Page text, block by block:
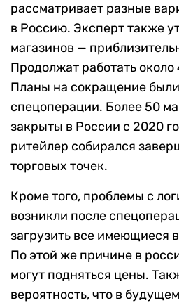
рассматривает разные
в Россию. Эксперт также
магазинов —
Продолжат работать около
Планы на сокращение
спецоперации. Более 50
закрыты в России с 2020
ритейлер собирался
торговых точек.
Кроме того, проблемы с
возникли после
загрузить все имеющиеся
По этой же причине в
могут подняться цены.
вероятность, что в